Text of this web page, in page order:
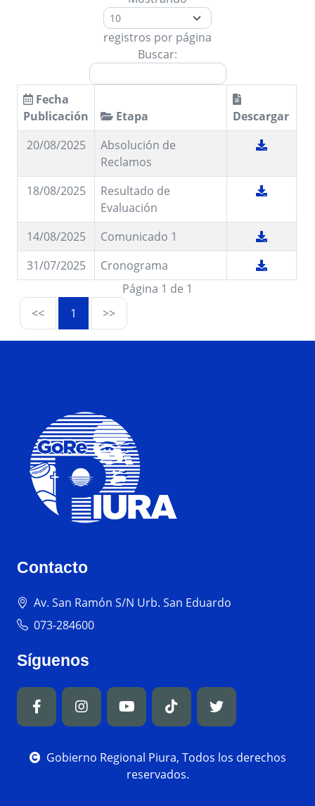
registros por página
Buscar:
Fecha
Publicación
Etapa
Descargar
20/08/2025
Absolución de
Reclamos
18/08/2025
Resultado de
Evaluación
14/08/2025
Comunicado 1
31/07/2025
Cronograma
Página 1 de 1
<<
1 >>
Contacto
Av. San Ramón S/N Urb. San Eduardo
073-284600
Síguenos
Gobierno Regional Piura, Todos los derechos
reservados.